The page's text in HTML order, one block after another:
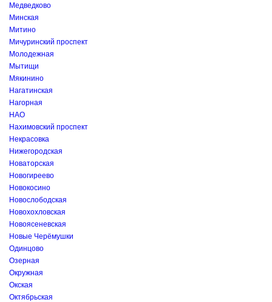
Медведково
Минская
Митино
Мичуринский проспект
Молодежная
Мытищи
Мякинино
Нагатинская
Нагорная
НАО
Нахимовский проспект
Некрасовка
Нижегородская
Новаторская
Новогиреево
Новокосино
Новослободская
Новохохловская
Новоясеневская
Новые Черёмушки
Одинцово
Озерная
Окружная
Окская
Октябрьская